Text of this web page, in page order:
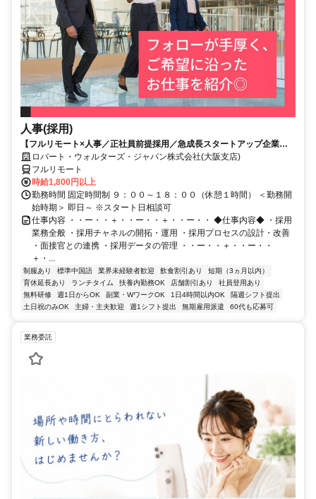
人事(採用)
【フルリモート×人事／正社員前提採用／急成長スタートアップ企業／
英語】Robert Walters
ロバート・ウォルターズ・ジャパン株式会社(大阪支店)
フルリモート
時給1,800円以上
勤務時間 固定時間制 ９：００～１８：００（休憩１時間） ＜勤務開
始時期＞ 即日～ ※スタート日相談可
仕事内容 ・・ー・・＋・・ー・・＋・・ー・・ ◆仕事内容◆ ・採用
業務全般 ・採用チャネルの開拓・運用 ・採用プロセスの設計・改善
・面接官との連携 ・採用データの管理 ・・ー・・＋・・ー・・
＋・...
制服あり 標準中国語 業界未経験者歓迎 飲食割引あり
短期（3ヵ月以内）
育休延長あり
ランチタイム 扶養内勤務OK 店舗割引あり
社員登用あり
無料研修
週1日からOK 副業・WワークOK 1日4時間以内OK
隔週シフト提出
土日祝のみOK
主婦・主夫歓迎 週1シフト提出 無期雇用派遣 60代も応募可
業務委託